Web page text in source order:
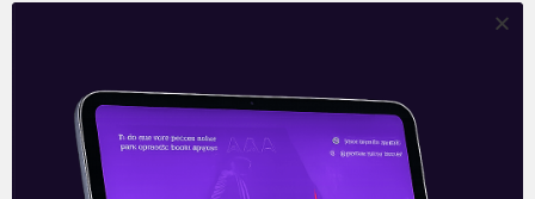
Leia mais
11/08/2021